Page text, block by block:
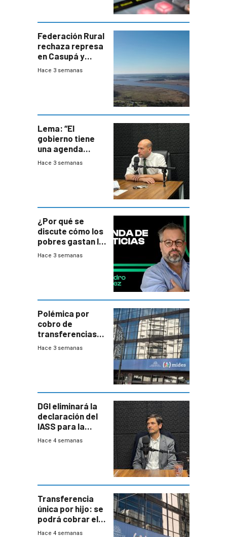
Federación Rural
rechaza represa
en Casupá y
firma demanda
Hace 3 semanas
Lema: “El
gobierno tiene
una agenda
destructiva”
Hace 3 semanas
¿Por qué se
discute cómo los
pobres gastan la
plata?
Hace 3 semanas
Polémica por
cobro de
transferencias
del Mides en
Hace 3 semanas
DGI eliminará la
declaración del
IASS para la
mayoría de los
Hace 4 semanas
Transferencia
única por hijo: se
podrá cobrar el
100% en efectivo
Hace 4 semanas